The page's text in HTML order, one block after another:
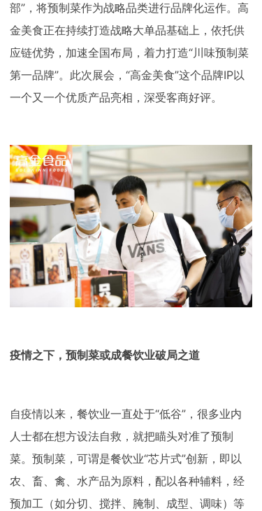
部”，将预制菜作为战略品类进行品牌化运作。高
金美食正在持续打造战略大单品基础上，依托供
应链优势，加速全国布局，着力打造“川味预制菜
第一品牌”。此次展会，“高金美食”这个品牌IP以
一个又一个优质产品亮相，深受客商好评。
疫情之下，预制菜或成餐饮业破局之道
自疫情以来，餐饮业一直处于“低谷”，很多业内
人士都在想方设法自救，就把瞄头对准了预制
菜。预制菜，可谓是餐饮业“芯片式”创新，即以
农、畜、禽、水产品为原料，配以各种辅料，经
预加工（如分切、搅拌、腌制、成型、调味）等